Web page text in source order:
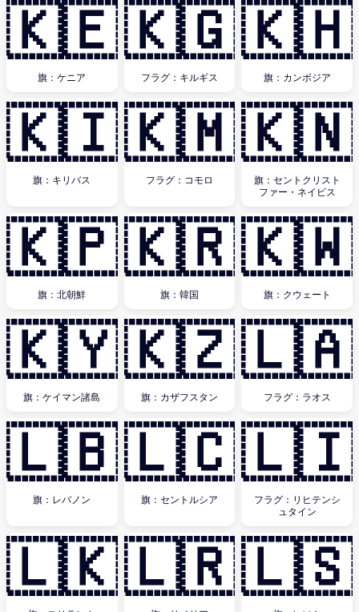
🇰🇪
旗：ケニア
🇰🇬
フラグ：キルギス
🇰🇭
旗：カンボジア
🇰🇮
旗：キリバス
🇰🇲
フラグ：コモロ
🇰🇳
旗：セントクリスト
ファー・ネイビス
🇰🇵
旗：北朝鮮
🇰🇷
旗：韓国
🇰🇼
旗：クウェート
🇰🇾
旗：ケイマン諸島
🇰🇿
旗：カザフスタン
🇱🇦
フラグ：ラオス
🇱🇧
旗：レバノン
🇱🇨
旗：セントルシア
🇱🇮
フラグ：リヒテンシ
ュタイン
🇱🇰🇱🇷🇱🇸